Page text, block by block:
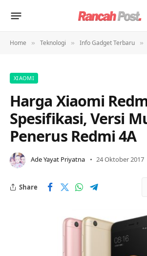
Home » Teknologi » Info Gadget Terbaru »
XIAOMI
Harga Xiaomi
Spesifikasi, Versi
Penerus Redmi 4A
Ade Yayat Priyatna 24 Oktober 2017
Share